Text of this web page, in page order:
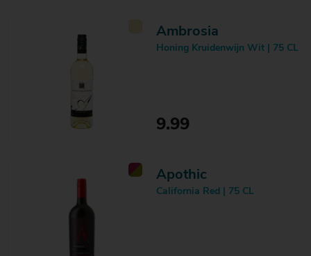
Ambrosia
Honing Kruidenwijn Wit | 75 CL
9.99
Apothic
California Red | 75 CL